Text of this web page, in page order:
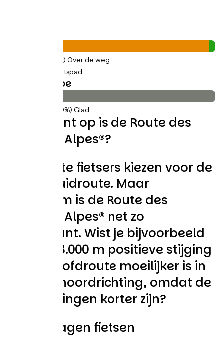
(97%) Over de weg
(3%) Fietspad
Wegdektype
(100%) Glad
Welke kant op is de Route des
Grandes Alpes®?
De meeste fietsers kiezen voor de
noord-zuidroute. Maar
andersom is de Route des
Grandes Alpes® net zo
interessant. Wist je bijvoorbeeld
dat de 18.000 m positieve stijging
op de hoofdroute moeilijker is in
de zuid-noordrichting, omdat de
beklimmingen korter zijn?
6 tot 8 dagen fietsen